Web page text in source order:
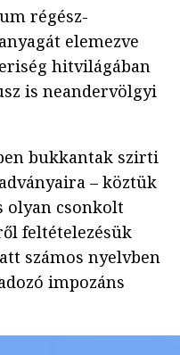
régész-
elemezve
hitvilágában
is neandervölgyi
bukkantak szirti
– köztük
olyan csonkolt
feltételezésük
számos nyelvben
impozáns